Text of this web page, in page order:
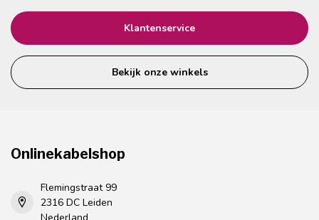
Klantenservice
Bekijk onze winkels
Onlinekabelshop
Flemingstraat 99
2316 DC Leiden
Nederland